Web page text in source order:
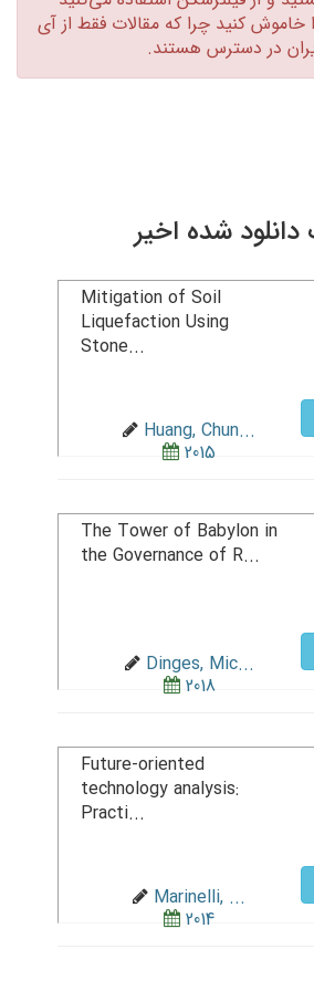
کنید چرا که مقالات فقط از آی
در دسترس هستند.‏
شده اخیر
Mitigation of Soil
Liquefaction Using
Stone...
Huang, Chun...
2015
The Tower of Babylon in
the Governance of R...
Dinges, Mic...
2018
Future-oriented
technology analysis:
Practi...
Marinelli, ...
2014